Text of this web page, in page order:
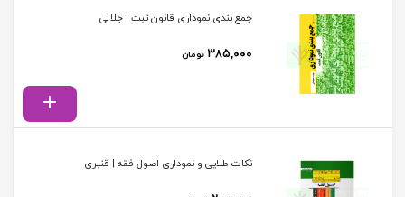
جمع بندی نموداری قانون ثبت | جلالی
۳۸۵,۰۰۰ تومان
نکات طلایی و نموداری اصول فقه | قنبری